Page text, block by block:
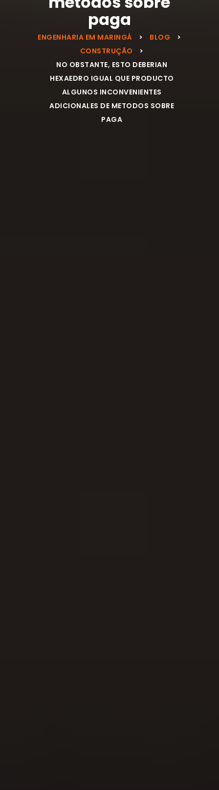
paga
ENGENHARIA EM MARINGÁ > BLOG
>
CONSTRUÇÃO
>
NO OBSTANTE, ESTO DEBERIAN
HEXAEDRO IGUAL QUE PRODUCTO
ALGUNOS INCONVENIENTES
ADICIONALES DE METODOS SOBRE
PAGA